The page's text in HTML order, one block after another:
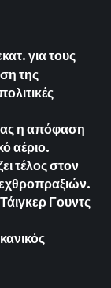
για τους
της
η απόφαση
αέριο.
τέλος στον
Γουντς